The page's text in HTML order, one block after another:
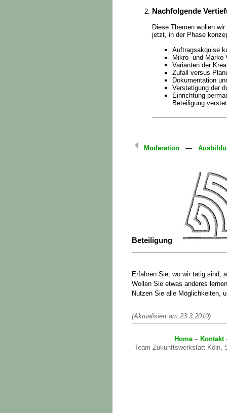
Nachfolgende
Diese Themen wollen
jetzt, in der Phase
Auftragsakquise
Mikro- und
Varianten der
Zufall versus
Dokumentation
Verstetigung der
Einrichtung
Beteiligung
Moderation —
Beteiligung
Erfahren Sie, wo wir tätig sind,
Wollen Sie etwas anderes
Nutzen Sie alle Möglichkeiten,
(Aktualisiert am 23.3.2010)
Home– Kontakt
Team Zukunftswerkstatt Köln,